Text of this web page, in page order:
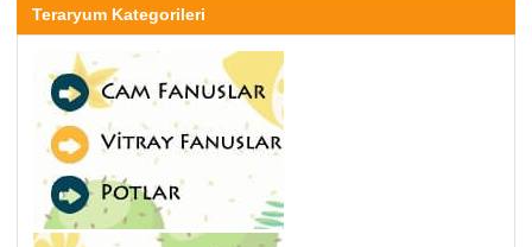
Teraryum Kategorileri